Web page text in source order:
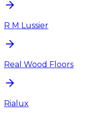
R M Lussier
Real Wood Floors
Rialux